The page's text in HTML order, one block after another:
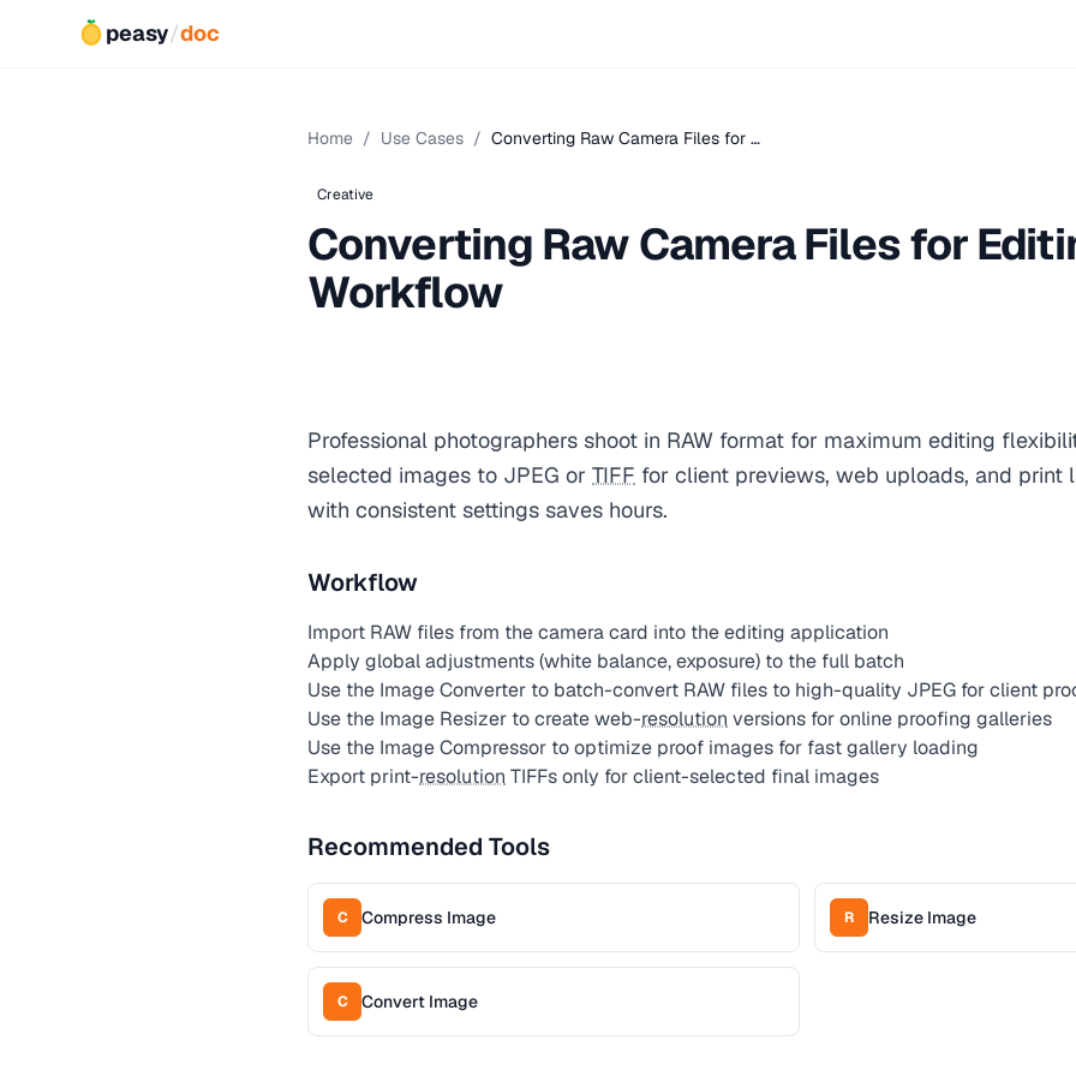
peasy/doc
Home / Use Cases / Converting Raw Camera Files for …
Creative
Converting Raw Camera Files for
Workflow
Professional photographers shoot in RAW format for maximum editing
selected images to JPEG or TIFF for client previews, web uploads, and print
with consistent settings saves hours.
Workflow
Import RAW files from the camera card into the editing application
Apply global adjustments (white balance, exposure) to the full batch
Use the Image Converter to batch-convert RAW files to high-quality JPEG for client
Use the Image Resizer to create web-resolution versions for online proofing galleries
Use the Image Compressor to optimize proof images for fast gallery loading
Export print-resolution TIFFs only for client-selected final images
Recommended Tools
C Compress Image R Resize Image
C Convert Image